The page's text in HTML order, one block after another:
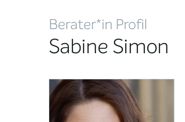
Berater*in Profil
Sabine Simon